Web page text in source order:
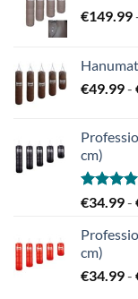
€149.99
€49.99-
cm)
€34.99-
cm)
€34.99-